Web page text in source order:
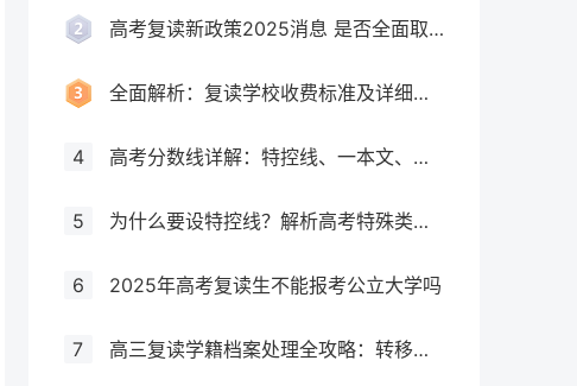
高考复读新政策2025消息 是否全面取消复读生
全面解析：复读学校收费标准及详细费用清单
4 高考分数线详解：特控线、一本文、重本线的区别及其意义
5 为什么要设特控线？解析高考特殊类型招生控制线的意义
6 2025年高考复读生不能报考公立大学吗
7 高三复读学籍档案处理全攻略：转移、保管及复读后的学籍状态详解！